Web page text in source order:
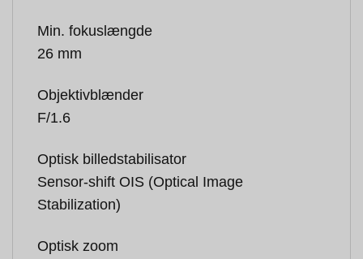
Min. fokuslængde
26 mm
Objektivblænder
F/1.6
Optisk billedstabilisator
Sensor-shift OIS (Optical Image
Stabilization)
Optisk zoom